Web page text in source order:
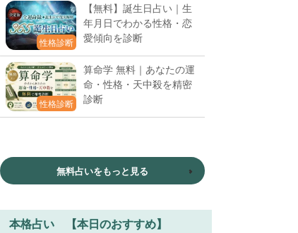
性格診断
【無料】誕生日占い｜生
年月日でわかる性格・恋
愛傾向を診断
性格診断
算命学 無料｜あなたの運
命・性格・天中殺を精密
診断
無料占いをもっと見る
本格占い 【本日のおすすめ】